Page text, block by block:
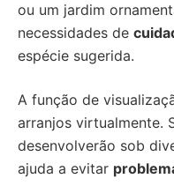
ou um jardim
necessidades de
espécie sugerida.
A função de
arranjos virtualmente.
desenvolverão sob
ajuda a evitar